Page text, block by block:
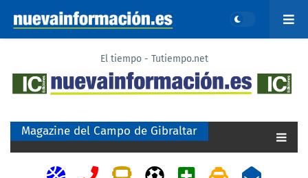
El tiempo - Tutiempo.net
Magazine del Campo de Gibraltar